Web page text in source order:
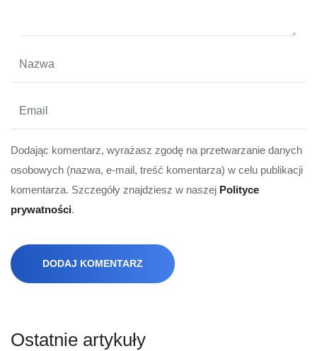
Dodając komentarz, wyrażasz zgodę na przetwarzanie danych
osobowych (nazwa, e-mail, treść komentarza) w celu publikacji
komentarza. Szczegóły znajdziesz w naszej Polityce
prywatności.
DODAJ KOMENTARZ
Ostatnie artykuły